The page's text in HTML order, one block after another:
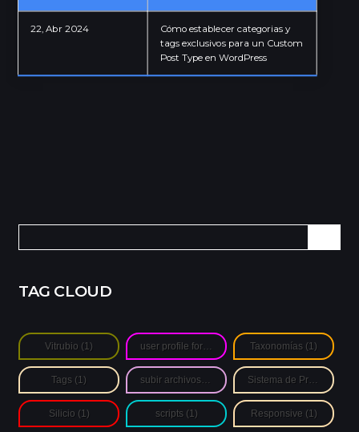
Granada - Andalucía - ESP
22, Abr 2024
Cómo establecer categorias y
tags exclusivos para un Custom
Post Type en WordPress
Buscar:
TAG CLOUD
Vitrubio (1) (1) Taxonomías (1)
Tags (1) (1)
Silicio (1) scripts (1) Responsive (1)